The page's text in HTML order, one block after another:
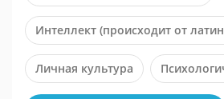
Интеллект (происходит от
Личная культура